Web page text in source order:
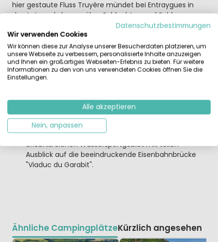
hier gestaute Fluss Truyère mündet bei Entraygues in
den Lot, nachdem er über Schluchten und Schleusen
enorme Höhenunterschiede überwindet. Die Stauseen
im nördlichen Aveyron sind Energielieferant und
gleichzeitig ein wundervolles Urlaubsgebiet. Der Fluss
führt südlich des Auvergneplateaus durch gewaltige
Bergkluften. Bekannte Ausflugsziele sind hier die Vulkane
vom Mont du Cantal. Aurillac, etwa eine Autostunde
Südlich von St.Flour wird der Fluss zu einem großen,
erlebnisreichen Wassersportgebiet mit tollen
Ausblick auf die beeindruckende Eisenbahnbrücke
"Viaduc du Garabit".
Ähnliche CampingplätzeKürzlich angesehen
Datenschutzbestimmungen
Wir verwenden Cookies
Wir können diese zur Analyse unserer Besucherdaten platzieren, um
unsere Webseite zu verbessern, personalisierte Inhalte anzuzeigen
und Ihnen ein großartiges Webseiten-Erlebnis zu bieten. Für weitere
Informationen zu den von uns verwendeten Cookies öffnen Sie die
Einstellungen.
Alle akzeptieren
Nein, anpassen